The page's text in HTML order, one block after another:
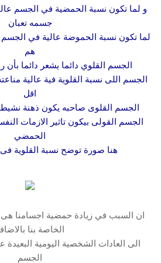
و لما تكون نسبة الحمضية في الجسم
جسمه تعبان
لما تكون نسبة الحموضة عالية في
هم
الجسم القلوي دائما يشعر دائما بأن
الجسم اللى نسبة القلوية فية عالية
اقل
الجسم القلوى صاحبه يكون ذهنة نشيط
الجسم القولى بيكون تاثير الازمات
الحمضي
هنا صورة توضح نسبة القلوية
ان السبب في زيادة حمضية اجسامنا هى
الخاصة بنا
الى العادات الشخصية اليومية البعيدة
الجسم